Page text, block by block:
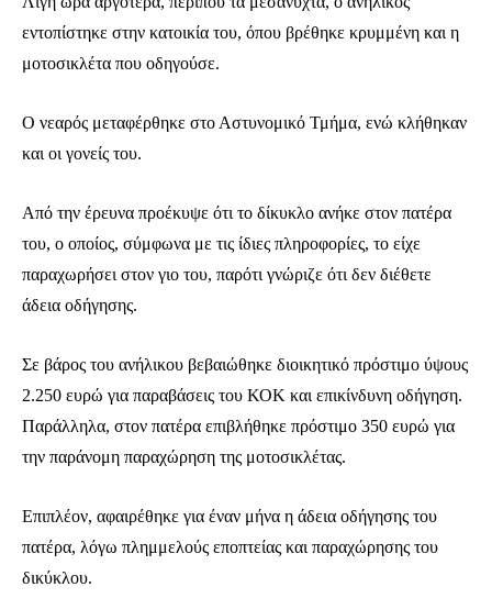
εντοπίστηκε στην κατοικία του, όπου βρέθηκε κρυμμένη και η
μοτοσικλέτα που οδηγούσε.
Ο νεαρός μεταφέρθηκε στο Αστυνομικό Τμήμα, ενώ κλήθηκαν
και οι γονείς του.
Από την έρευνα προέκυψε ότι το δίκυκλο ανήκε στον πατέρα
του, ο οποίος, σύμφωνα με τις ίδιες πληροφορίες, το είχε
παραχωρήσει στον γιο του, παρότι γνώριζε ότι δεν διέθετε
άδεια οδήγησης.
Σε βάρος του ανήλικου βεβαιώθηκε διοικητικό πρόστιμο ύψους
2.250 ευρώ για παραβάσεις του ΚΟΚ και επικίνδυνη οδήγηση.
Παράλληλα, στον πατέρα επιβλήθηκε πρόστιμο 350 ευρώ για
την παράνομη παραχώρηση της μοτοσικλέτας.
Επιπλέον, αφαιρέθηκε για έναν μήνα η άδεια οδήγησης του
πατέρα, λόγω πλημμελούς εποπτείας και παραχώρησης του
δικύκλου.